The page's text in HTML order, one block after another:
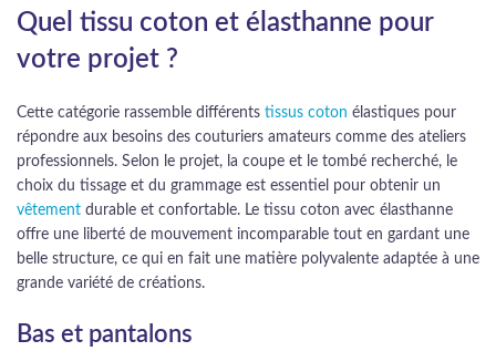
Quel tissu coton et élasthanne pour
votre projet ?
Cette catégorie rassemble différents tissus coton élastiques pour
répondre aux besoins des couturiers amateurs comme des ateliers
professionnels. Selon le projet, la coupe et le tombé recherché, le
choix du tissage et du grammage est essentiel pour obtenir un
vêtement durable et confortable. Le tissu coton avec élasthanne
offre une liberté de mouvement incomparable tout en gardant une
belle structure, ce qui en fait une matière polyvalente adaptée à une
grande variété de créations.
Bas et pantalons